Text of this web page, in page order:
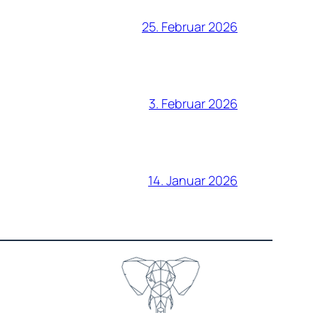
25. Februar 2026
3. Februar 2026
14. Januar 2026